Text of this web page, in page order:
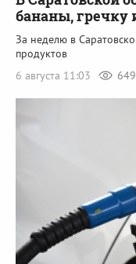
бананы,
За неделю в
продуктов
6 августа 11:03
649